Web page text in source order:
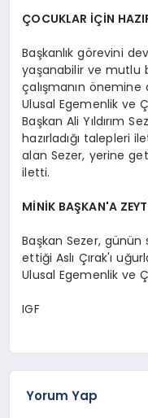
ÇOCUKLAR İÇİN
Başkanlık görevini
yaşanabilir ve mutlu
çalışmanın önemine
Ulusal Egemenlik ve
Başkan Ali Yıldırım
hazırladığı talepleri
alan Sezer, yerine
iletti.
MİNİK BAŞKAN'A
Başkan Sezer,
ettiği Aslı Çırak'ı
Ulusal Egemenlik ve
IGF
Yorum Yap